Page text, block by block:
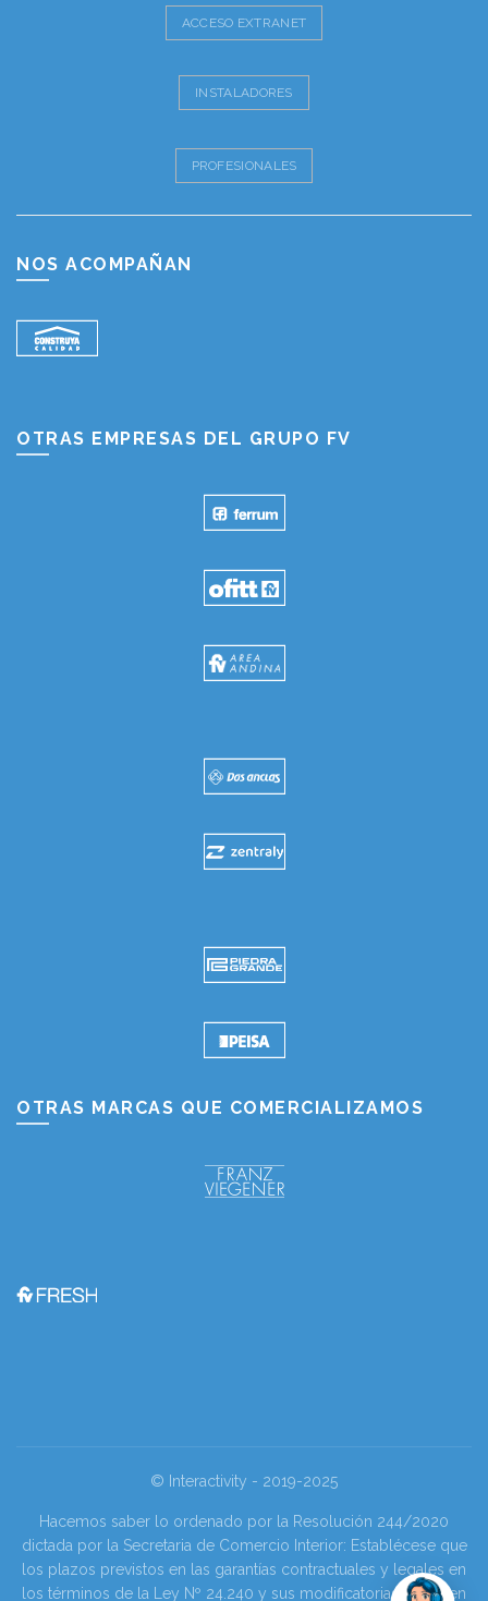
ACCESO EXTRANET
INSTALADORES
PROFESIONALES
NOS ACOMPAÑAN
OTRAS EMPRESAS DEL GRUPO FV
OTRAS MARCAS QUE COMERCIALIZAMOS
© Interactivity - 2019-2025
Hacemos saber lo ordenado por la Resolución 244/2020
dictada por la Secretaria de Comercio Interior: Establécese que
los plazos previstos en las garantías contractuales y legales en
los términos de la Ley Nº 24.240 y sus modificatorias se tienen